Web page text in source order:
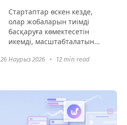
Стартаптар өскен кезде,
олар жобаларын тиімді
басқаруға көмектесетін
икемді, масштабталатын
жағынан тиімді
етеді. Бұл нұсқада, 2026
жылдағы стартаптар...
26 Наурыз 2026 • 12 min read